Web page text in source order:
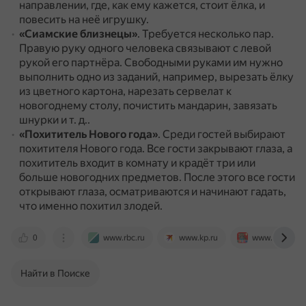
направлении, где, как ему кажется, стоит ёлка, и
повесить на неё игрушку.
«Сиамские близнецы». Требуется несколько пар.
Правую руку одного человека связывают с левой
рукой его партнёра. Свободными руками им нужно
выполнить одно из заданий, например, вырезать ёлку
из цветного картона, нарезать сервелат к
новогоднему столу, почистить мандарин, завязать
шнурки и т. д..
«Похититель Нового года». Среди гостей выбирают
похитителя Нового года. Все гости закрывают глаза, а
похититель входит в комнату и крадёт три или
больше новогодних предметов. После этого все гости
открывают глаза, осматриваются и начинают гадать,
что именно похитил злодей.
0 www.rbc.ru www.kp.ru
Найти в Поиске